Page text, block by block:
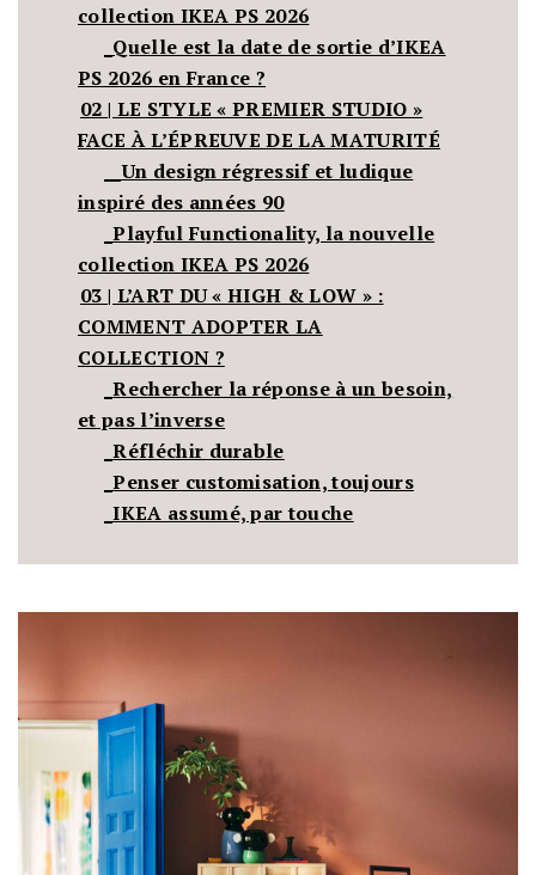
collection IKEA PS 2026
_Quelle est la date de sortie d’IKEA
PS 2026 en France ?
02 | LE STYLE « PREMIER STUDIO »
FACE À L’ÉPREUVE DE LA MATURITÉ
__Un design régressif et ludique
inspiré des années 90
_Playful Functionality, la nouvelle
collection IKEA PS 2026
03 | L’ART DU « HIGH & LOW » :
COMMENT ADOPTER LA
COLLECTION ?
_Rechercher la réponse à un besoin,
et pas l’inverse
_Réfléchir durable
_Penser customisation, toujours
_IKEA assumé, par touche